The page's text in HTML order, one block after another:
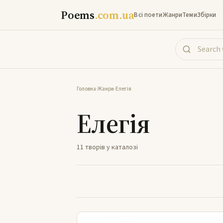
Poems.com.uaВсі поетиЖанриТемиЗбірки
Головна-Жанри-Елегія
Елегія
11 творів у каталозі
Замрія